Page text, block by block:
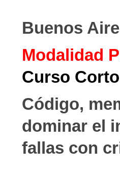
Buenos
Modalidad
Curso
Código,
dominar el
fallas con